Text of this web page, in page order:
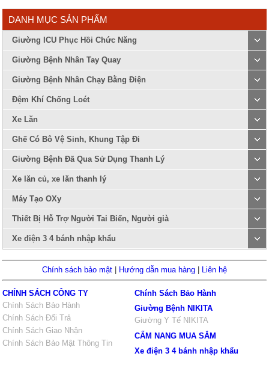
DANH MỤC SẢN PHẨM
Giường ICU Phục Hồi Chức Năng
Giường Bệnh Nhân Tay Quay
Giường Bệnh Nhân Chạy Bằng Điện
Đệm Khí Chống Loét
Xe Lăn
Ghế Có Bô Vệ Sinh, Khung Tập Đi
Giường Bệnh Đã Qua Sử Dụng Thanh Lý
Xe lăn củ, xe lăn thanh lý
Máy Tạo OXy
Thiết Bị Hỗ Trợ Người Tai Biến, Người già
Xe điện 3 4 bánh nhập khẩu
Chính sách bảo mật Hướng dẫn mua hàng Liên hệ
CHÍNH SÁCH CÔNG TY
Chính Sách Bảo Hành
Chính Sách Đổi Trả
Chính Sách Giao Nhận
Chính Sách Bảo Mật Thông Tin
Chính Sách Bảo Hành
Giường Bệnh NIKITA
Giường Y Tế NIKITA
CẨM NANG MUA SẮM
Xe điện 3 4 bánh nhập khẩu